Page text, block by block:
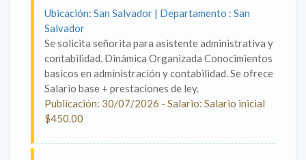
Ubicación: San Salvador | Departamento : San
Salvador
Se solicita señorita para asistente administrativa y
contabilidad. Dinámica Organizada Conocimientos
basicos en administración y contabilidad. Se ofrece
Salario base + prestaciones de ley.
Publicación: 30/07/2026 - Salario: Salario inicial
$450.00